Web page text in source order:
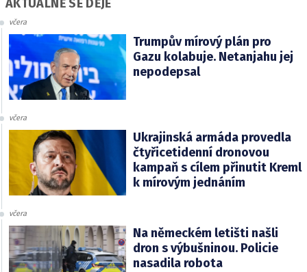
AKTUÁLNĚ SE DĚJE
včera
Trumpův mírový plán pro
Gazu kolabuje. Netanjahu jej
nepodepsal
včera
Ukrajinská armáda provedla
čtyřicetidenní dronovou
kampaň s cílem přinutit Kreml
k mírovým jednáním
včera
Na německém letišti našli
dron s výbušninou. Policie
nasadila robota